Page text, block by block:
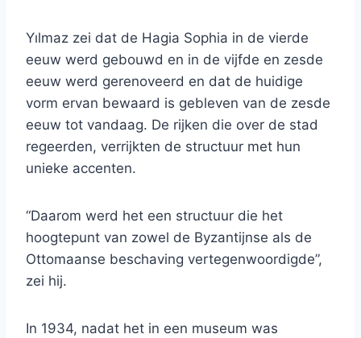
Yılmaz zei dat de Hagia Sophia in de vierde
eeuw werd gebouwd en in de vijfde en zesde
eeuw werd gerenoveerd en dat de huidige
vorm ervan bewaard is gebleven van de zesde
eeuw tot vandaag. De rijken die over de stad
regeerden, verrijkten de structuur met hun
unieke accenten.
“Daarom werd het een structuur die het
hoogtepunt van zowel de Byzantijnse als de
Ottomaanse beschaving vertegenwoordigde”,
zei hij.
In 1934, nadat het in een museum was